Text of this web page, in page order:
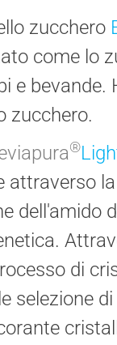
zucchero
come lo
e bevande.
zucchero.
®
attraverso la
dell'amido
di
selezione